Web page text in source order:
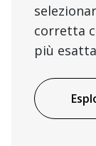
corretta
più